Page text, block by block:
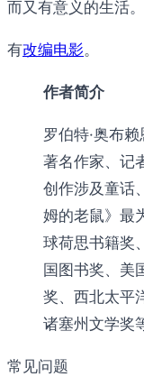
而又有意义的生活。
有改编电影。
作者简介
罗伯特·奥布
著名作家、记
创作涉及童话
姆的老鼠》最
球荷思书籍奖
国图书奖、美
奖、西北太平
诸塞州文学奖
常见问题